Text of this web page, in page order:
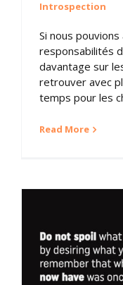
Introspection
Si nous
responsabilités
davantage sur
retrouver avec
temps pour les
Read More